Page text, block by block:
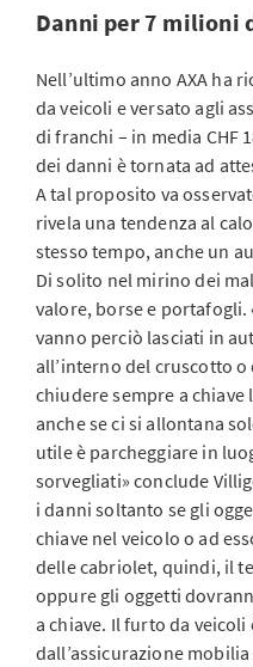
Danni per 7 milioni
Nell’ultimo anno AXA ha
da veicoli e versato agli
di franchi – in media CHF
dei danni è tornata ad
A tal proposito va
rivela una tendenza al
stesso tempo, anche un
Di solito nel mirino dei
valore, borse e portafogli.
vanno perciò lasciati in
all’interno del cruscotto
chiudere sempre a chiave
anche se ci si allontana
utile è parcheggiare in
sorvegliati» conclude
i danni soltanto se gli
chiave nel veicolo o ad
delle cabriolet, quindi, il
oppure gli oggetti
a chiave. Il furto da veicoli
dall’assicurazione